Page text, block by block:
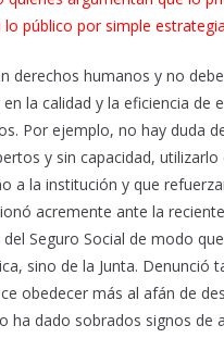
público por simple
derechos humanos y no
la calidad y la eficiencia de
Por ejemplo, no hay duda
y sin capacidad,
a la institución y que
acremente ante la
Seguro Social de modo
sino de la Junta. Denunció
obedecer más al afán de
ha dado sobrados signos de